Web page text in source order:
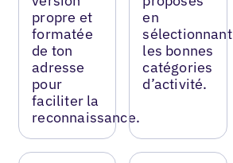
propre et
formatée
de ton
adresse
pour
faciliter la
reconnaissance.
en
sélectionnant
les bonnes
catégories
d’activité.